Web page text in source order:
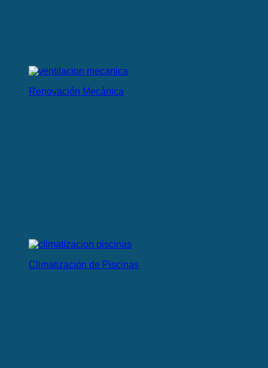
Renovación Mecánica
Climatización de Piscinas